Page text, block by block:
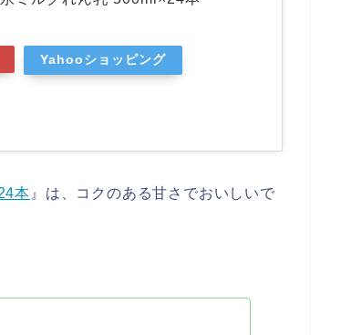
Yahooショッピング
本 』は、コクのある甘さでおいしいで